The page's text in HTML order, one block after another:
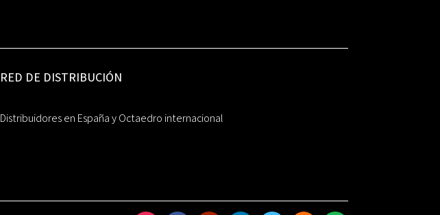
RED DE DISTRIBUCIÓN
Distribuidores en España y Octaedro internacional